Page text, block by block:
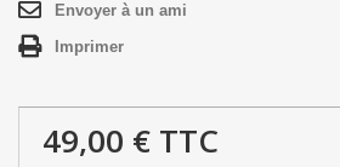
Envoyer à un ami
Imprimer
49,00 € TTC